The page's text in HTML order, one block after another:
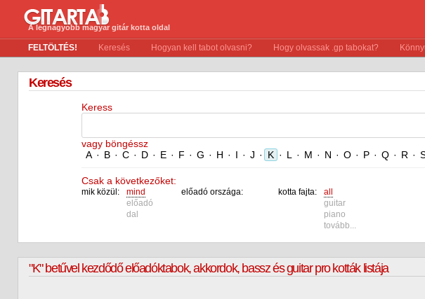
A legnagyobb magyar gitár kotta oldal
FELTÖLTÉS! Keresés Hogyan kell tabot olvasni? Hogy olvassak .gp tabokat?
Keresés
Keress
vagy böngéssz
A · B · C · D · E · F · G · H · I · J · K · L · M · N · O · P · Q · R ·
Csak a következőket:
mik közül:
mind
előadó
dal
előadó országa: kotta fajta:
all
guitar
piano
tovább...
"K" betűvel kezdődőelőadóktabok, akkordok, bassz és guitar pro kották listája